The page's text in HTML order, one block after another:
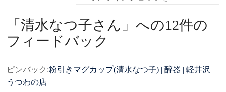
「清水なつ子さん 」への12件の
フィードバック
ピンバック:粉引きマグカップ(清水なつ子) | 醉器 | 軽井沢
うつわの店